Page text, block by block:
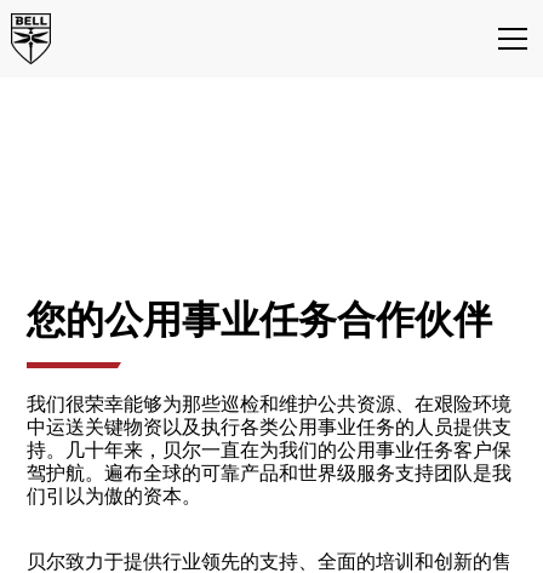
您想要的性能。您需要
的可靠品质。
您的公用事业任务合作伙伴
我们很荣幸能够为那些巡检和维护公共资源、在艰险环境
中运送关键物资以及执行各类公用事业任务的人员提供支
持。几十年来，贝尔一直在为我们的公用事业任务客户保
驾护航。遍布全球的可靠产品和世界级服务支持团队是我
们引以为傲的资本。
贝尔致力于提供行业领先的支持、全面的培训和创新的售